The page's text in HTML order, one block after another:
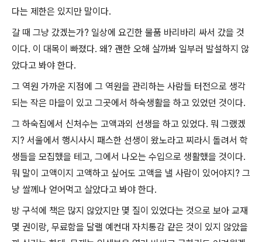
다는 제한은 있지만 말이다.
갈 때 그냥 갔겠는가? 일상에 요긴한 물품 바리바리 싸서 갔을 것
이다. 이 대목이 빠졌다. 왜? 괜한 오해 살까봐 일부러 발설하지 않
았다고 봐야 한다.
그 역원 가까운 지점에 그 역원을 관리하는 사람들 터전으로 생각
되는 작은 마을이 있고 그곳에서 하숙생활을 하고 있었던 것이다.
그 하숙집에서 신처수는 고액과외 선생을 하고 있었다. 뭐 그랬겠
지? 서울에서 행시사시 패스한 선생이 왔노라고 찌라시 돌려서 학
생들을 모집했을 테고, 그에서 나오는 수입으로 생활했을 것이다.
뭐 말이 고액이지 고액하고 싶어도 고액을 낼 사람이 있어야지? 그
냥 쌀께나 얻어먹고 살았다고 봐야 한다.
방 구석에 책은 많지 않았지만 몇 질이 있었다는 것으로 보아 교재
몇 권이랑, 무료함을 달랠 예컨대 자치통감 같은 것이 있지 않았을